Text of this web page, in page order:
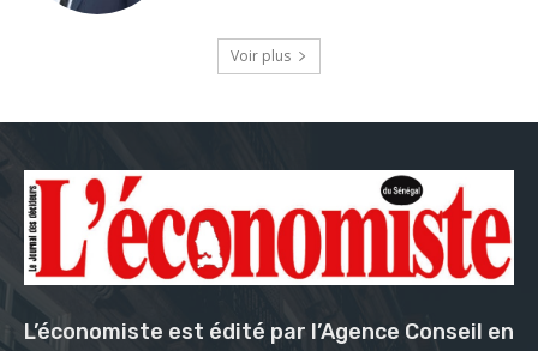
Voir plus
L’économiste est édité par l’Agence Conseil en